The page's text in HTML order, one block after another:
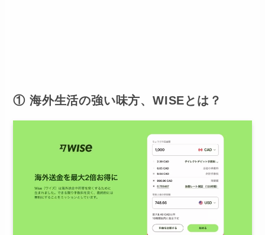
① 海外生活の強い味方、WISEとは？